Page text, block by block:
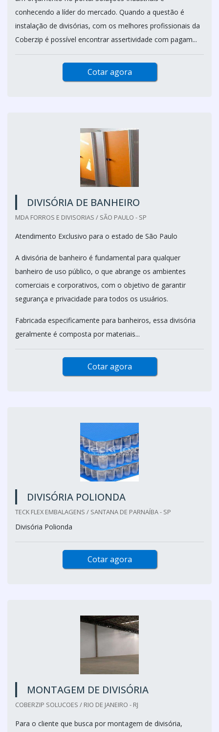
conhecendo a líder do mercado. Quando a questão é
instalação de divisórias, com os melhores profissionais da
Coberzip é possível encontrar assertividade com pagam...
Cotar agora
DIVISÓRIA DE BANHEIRO
MDA FORROS E DIVISORIAS / SÃO PAULO - SP
Atendimento Exclusivo para o estado de São Paulo
A divisória de banheiro é fundamental para qualquer
banheiro de uso público, o que abrange os ambientes
comerciais e corporativos, com o objetivo de garantir
segurança e privacidade para todos os usuários.
Fabricada especificamente para banheiros, essa divisória
geralmente é composta por materiais...
Cotar agora
DIVISÓRIA POLIONDA
TECK FLEX EMBALAGENS / SANTANA DE PARNAÍBA - SP
Divisória Polionda
Cotar agora
MONTAGEM DE DIVISÓRIA
COBERZIP SOLUCOES / RIO DE JANEIRO - RJ
Para o cliente que busca por montagem de divisória,